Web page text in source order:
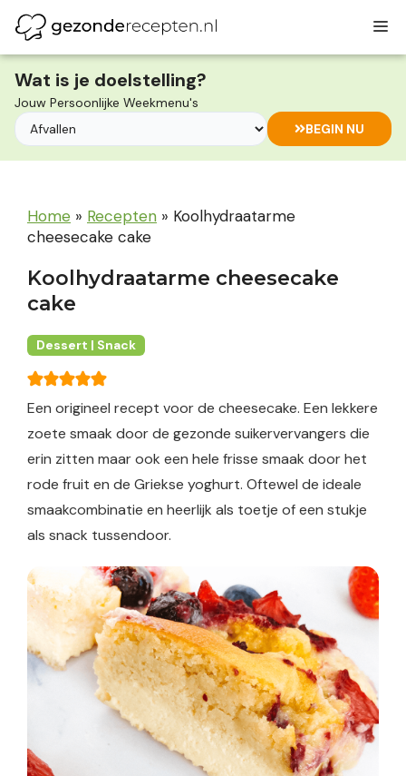
naar
de
inhoud
Wat is je doelstelling?
Jouw Persoonlijke Weekmenu's
BEGIN NU
Home » Recepten » Koolhydraatarme
cheesecake cake
Koolhydraatarme cheesecake
cake
Dessert | Snack
Een origineel recept voor de cheesecake. Een lekkere
zoete smaak door de gezonde suikervervangers die
erin zitten maar ook een hele frisse smaak door het
rode fruit en de Griekse yoghurt. Oftewel de ideale
smaakcombinatie en heerlijk als toetje of een stukje
als snack tussendoor.